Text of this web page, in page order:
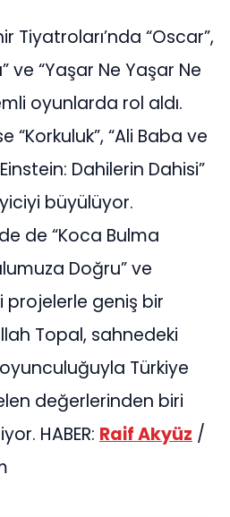
Tiyatroları’nda “Oscar”,
ve “Yaşar Ne Yaşar Ne
oyunlarda rol aldı.
“Ali Baba ve
Dahilerin Dahisi”
büyülüyor.
de “Koca Bulma
Doğru” ve
projelerle geniş bir
Topal, sahnedeki
Türkiye
değerlerinden biri
HABER: Raif Akyüz /